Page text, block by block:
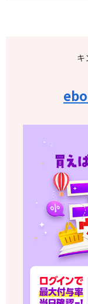
キ